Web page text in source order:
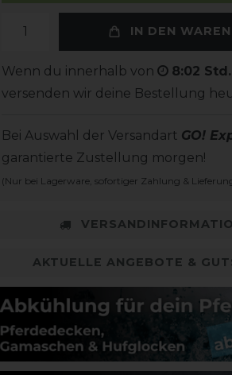
IN DEN
Wenn du innerhalb von 8:02 Std.
versenden wir deine Bestellung
Bei Auswahl der Versandart GO!
garantierte Zustellung morgen!
(Nur bei Lagerware, sofortiger Zahlung &
AKTUELLE ANGEBOTE &